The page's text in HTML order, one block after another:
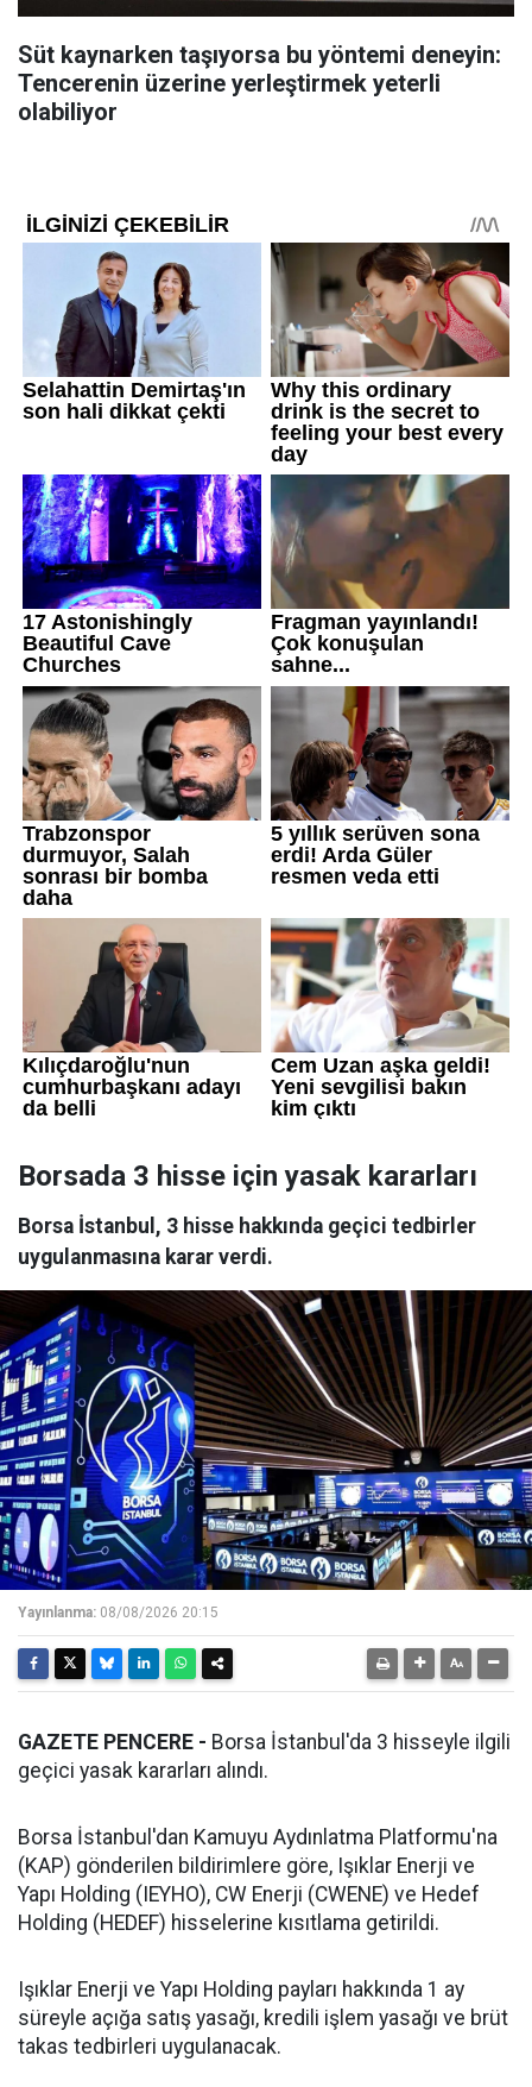
Süt kaynarken taşıyorsa bu yöntemi deneyin:
Tencerenin üzerine yerleştirmek yeterli
olabiliyor
Borsada 3 hisse için yasak kararları
Borsa İstanbul, 3 hisse hakkında geçici tedbirler
uygulanmasına karar verdi.
Yayınlanma: 08/08/2026 20:15
GAZETE PENCERE - Borsa İstanbul'da 3 hisseyle ilgili
geçici yasak kararları alındı.
Borsa İstanbul'dan Kamuyu Aydınlatma Platformu'na
(KAP) gönderilen bildirimlere göre, Işıklar Enerji ve
Yapı Holding (IEYHO), CW Enerji (CWENE) ve Hedef
Holding (HEDEF) hisselerine kısıtlama getirildi.
Işıklar Enerji ve Yapı Holding payları hakkında 1 ay
süreyle açığa satış yasağı, kredili işlem yasağı ve brüt
takas tedbirleri uygulanacak.